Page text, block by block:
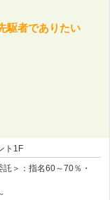
駆者でありたい
ト1F
託＞：指名60～70％・